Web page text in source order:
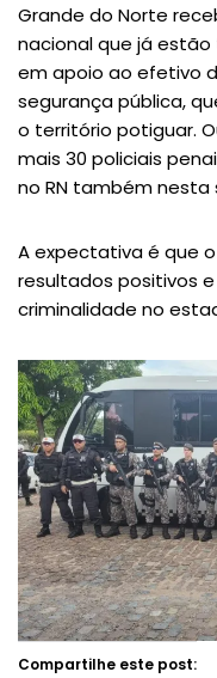
Grande do Norte
nacional que já
em apoio ao efetivo
segurança pública,
o território potiguar.
mais 30 policiais
no RN também nesta
A expectativa é que
resultados positivos
criminalidade no
Compartilhe este post: